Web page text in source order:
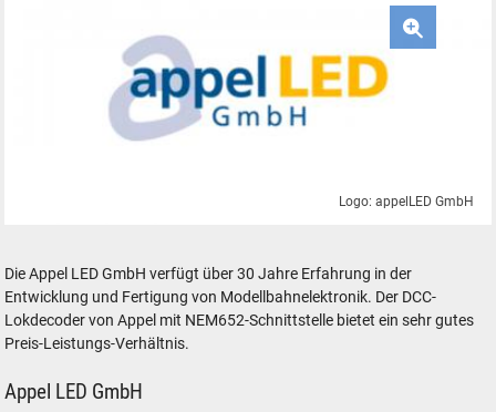
Logo: appelLED GmbH
Die Appel LED GmbH verfügt über 30 Jahre Erfahrung in der
Entwicklung und Fertigung von Modellbahnelektronik. Der DCC-
Lokdecoder von Appel mit NEM652-Schnittstelle bietet ein sehr gutes
Preis-Leistungs-Verhältnis.
Appel LED GmbH